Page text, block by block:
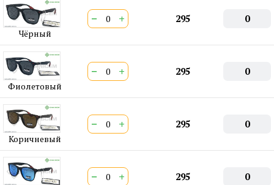
Чёрный
− + 295 0
Фиолетовый
− + 295 0
Коричневый
− + 295 0
− + 295 0